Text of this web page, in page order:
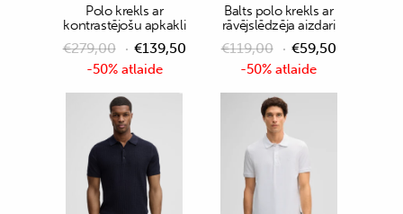
-50% atlaide
Polo krekls ar
kontrastējošu apkakli
€279,00 €139,50
-50% atlaide
Balts polo krekls ar
rāvējslēdzēja aizdari
€119,00 €59,50